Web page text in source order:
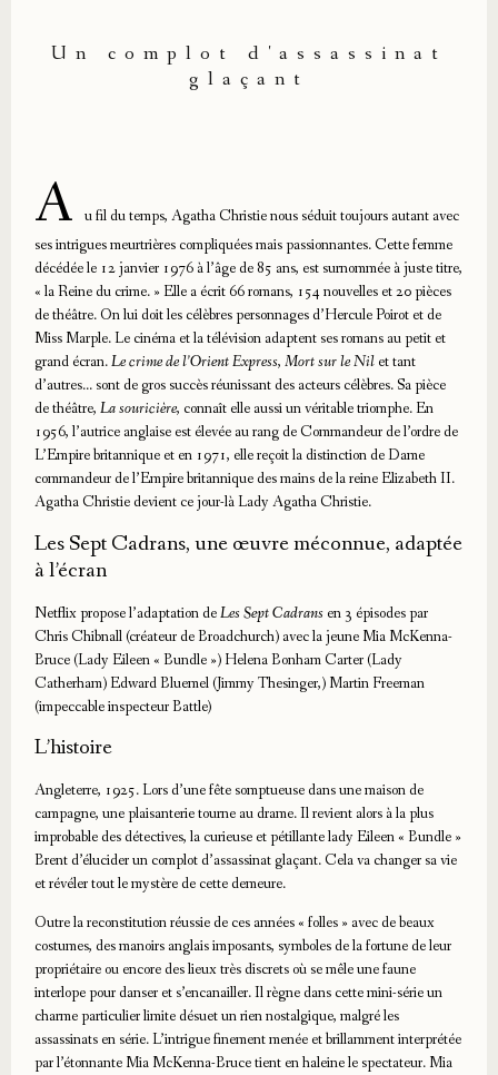
Un complot d'assassinat
glaçant
A
u fil du temps, Agatha Christie nous séduit toujours autant avec
ses intrigues meurtrières compliquées mais passionnantes. Cette femme
décédée le 12 janvier 1976 à l’âge de 85 ans, est surnommée à juste titre,
« la Reine du crime. » Elle a écrit 66 romans, 154 nouvelles et 20 pièces
de théâtre. On lui doit les célèbres personnages d’Hercule Poirot et de
Miss Marple. Le cinéma et la télévision adaptent ses romans au petit et
grand écran.Le crime de l’Orient Express,Mort sur le Nil et tant
d’autres… sont de gros succès réunissant des acteurs célèbres. Sa pièce
de théâtre,La souricière, connaît elle aussi un véritable triomphe. En
1956, l’autrice anglaise est élevée au rang de Commandeur de l’ordre de
L’Empire britannique et en 1971, elle reçoit la distinction de Dame
commandeur de l’Empire britannique des mains de la reine Elizabeth II.
Agatha Christie devient ce jour-là Lady Agatha Christie.
Les Sept Cadrans, une œuvre méconnue, adaptée
à l’écran
Netflix propose l’adaptation deLes Sept Cadrans en 3 épisodes par
Chris Chibnall (créateur de Broadchurch) avec la jeune Mia McKenna-
Bruce (Lady Eileen « Bundle ») Helena Bonham Carter (Lady
Catherham) Edward Bluemel (Jimmy Thesinger,) Martin Freeman
(impeccable inspecteur Battle)
L’histoire
Angleterre, 1925. Lors d’une fête somptueuse dans une maison de
campagne, une plaisanterie tourne au drame. Il revient alors à la plus
improbable des détectives, la curieuse et pétillante lady Eileen « Bundle »
Brent d’élucider un complot d’assassinat glaçant. Cela va changer sa vie
et révéler tout le mystère de cette demeure.
Outre la reconstitution réussie de ces années « folles » avec de beaux
costumes, des manoirs anglais imposants, symboles de la fortune de leur
propriétaire ou encore des lieux très discrets où se mêle une faune
interlope pour danser et s’encanailler. Il règne dans cette mini-série un
charme particulier limite désuet un rien nostalgique, malgré les
assassinats en série. L’intrigue finement menée et brillamment interprétée
par l’étonnante Mia McKenna-Bruce tient en haleine le spectateur. Mia